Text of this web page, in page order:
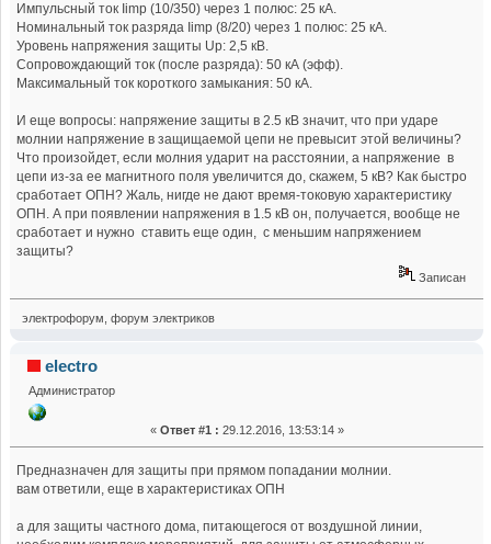
Импульсный ток Iimp (10/350) через 1 полюс: 25 кА.
Номинальный ток разряда Iimp (8/20) через 1 полюс: 25 кА.
Уровень напряжения защиты Up: 2,5 кВ.
Сопровождающий ток (после разряда): 50 кА (эфф).
Максимальный ток короткого замыкания: 50 кА.
И еще вопросы: напряжение защиты в 2.5 кВ значит, что при ударе
молнии напряжение в защищаемой цепи не превысит этой величины?
Что произойдет, если молния ударит на расстоянии, а напряжение в
цепи из-за ее магнитного поля увеличится до, скажем, 5 кВ? Как быстро
сработает ОПН? Жаль, нигде не дают время-токовую характеристику
ОПН. А при появлении напряжения в 1.5 кВ он, получается, вообще не
сработает и нужно ставить еще один, с меньшим напряжением
защиты?
Записан
электрофорум, форум электриков
electro
Администратор
« Ответ #1 : 29.12.2016, 13:53:14 »
Предназначен для защиты при прямом попадании молнии.
вам ответили, еще в характеристиках ОПН
а для защиты частного дома, питающегося от воздушной линии,